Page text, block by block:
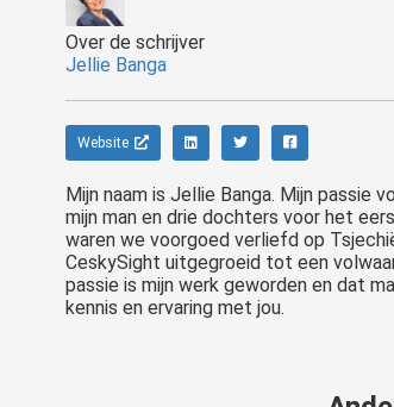
Over de schrijver
Jellie Banga
Website
Mijn naam is Jellie Banga. Mijn passie
mijn man en drie dochters voor het
waren we voorgoed verliefd op
CeskySight uitgegroeid tot een
passie is mijn werk geworden en dat
kennis en ervaring met jou.